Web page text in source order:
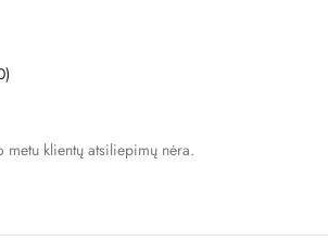
metu klientų atsiliepimų nėra.